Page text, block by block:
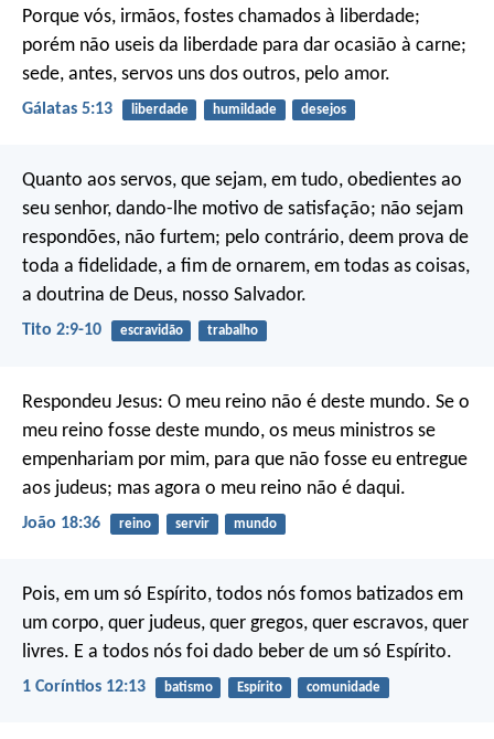
Porque vós, irmãos, fostes chamados à liberdade;
porém não useis da liberdade para dar ocasião à carne;
sede, antes, servos uns dos outros, pelo amor.
Gálatas 5:13 liberdade humildade desejos
Quanto aos servos, que sejam, em tudo, obedientes ao
seu senhor, dando-lhe motivo de satisfação; não sejam
respondões, não furtem; pelo contrário, deem prova de
toda a fidelidade, a fim de ornarem, em todas as coisas,
a doutrina de Deus, nosso Salvador.
Tito 2:9-10 escravidão trabalho
Respondeu Jesus: O meu reino não é deste mundo. Se o
meu reino fosse deste mundo, os meus ministros se
empenhariam por mim, para que não fosse eu entregue
aos judeus; mas agora o meu reino não é daqui.
João 18:36 reino servir mundo
Pois, em um só Espírito, todos nós fomos batizados em
um corpo, quer judeus, quer gregos, quer escravos, quer
livres. E a todos nós foi dado beber de um só Espírito.
1 Coríntios 12:13 batismo Espírito comunidade